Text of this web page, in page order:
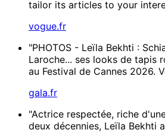
tailor its articles to your
vogue.fr
"PHOTOS - Leïla Bekhti :
Laroche... ses looks de tapis
au Festival de Cannes 2026.
gala.fr
"Actrice respectée, riche
deux décennies, Leïla Bekhti